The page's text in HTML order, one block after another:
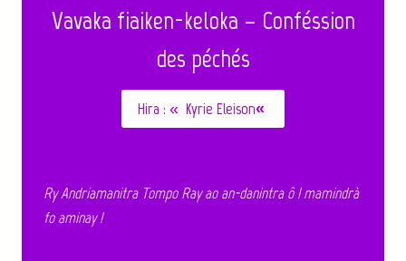
Vavaka fiaiken-keloka – Conféssion
des péchés
Hira : « Kyrie Eleison«
Ry Andriamanitra Tompo Ray ao an-danintra ô ! mamindrà
fo aminay !